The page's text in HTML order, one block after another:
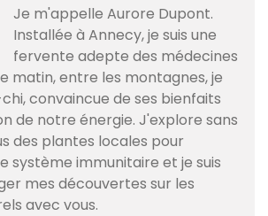
Je m'appelle Aurore Dupont.
Installée à Annecy, je suis une
fervente adepte des médecines
matin, entre les montagnes, je
convaincue de ses bienfaits
de notre énergie. J'explore sans
des plantes locales pour
système immunitaire et je suis
mes découvertes sur les
avec vous.